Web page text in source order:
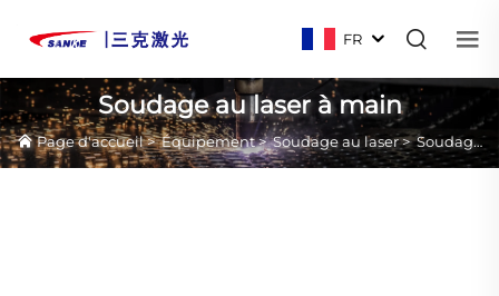
FR
Soudage au laser à main
Page d'accueil>Équipement>Soudage au laser>Soudage au laser à main